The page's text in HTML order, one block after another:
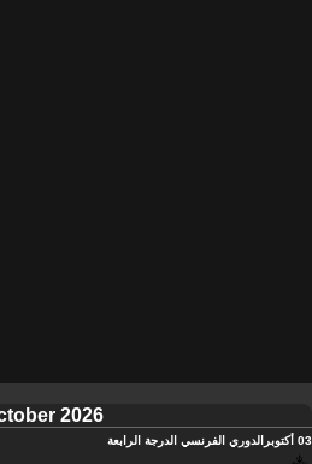
2026
03 أكتوبر الدوري الفرنسي الدرجة الرابعة